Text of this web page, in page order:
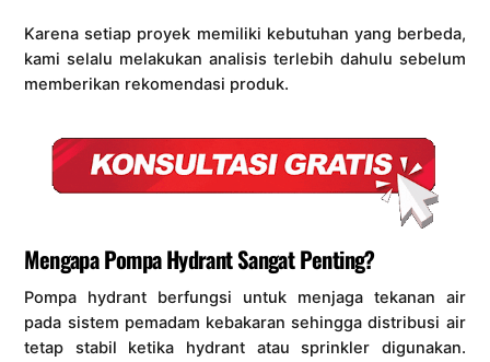
Karena setiap proyek memiliki kebutuhan yang berbeda,
kami selalu melakukan analisis terlebih dahulu sebelum
memberikan rekomendasi produk.
Mengapa Pompa Hydrant Sangat Penting?
Pompa hydrant berfungsi untuk menjaga tekanan air
pada sistem pemadam kebakaran sehingga distribusi air
tetap stabil ketika hydrant atau sprinkler digunakan.